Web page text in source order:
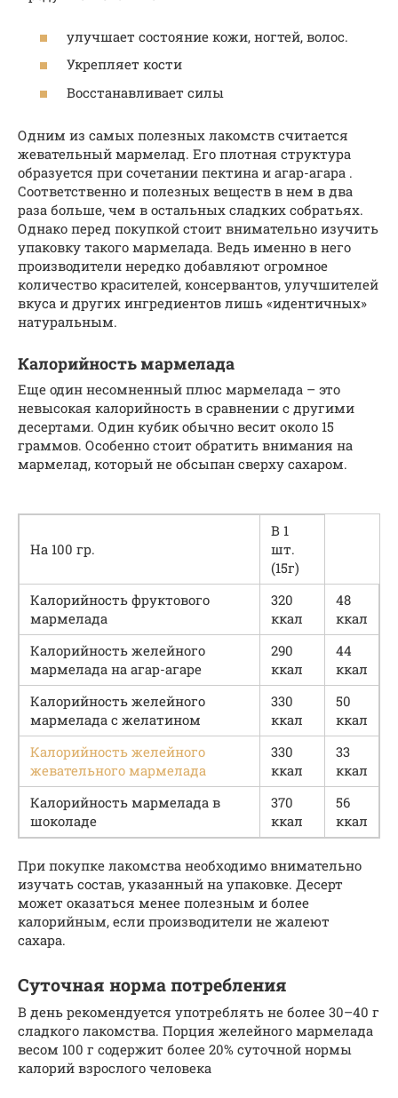
улучшает состояние кожи, ногтей, волос.
Укрепляет кости
Восстанавливает силы
Одним из самых полезных лакомств считается
жевательный мармелад. Его плотная структура
образуется при сочетании пектина и агар-агара .
Соответственно и полезных веществ в нем в два
раза больше, чем в остальных сладких собратьях.
Однако перед покупкой стоит внимательно изучить
упаковку такого мармелада. Ведь именно в него
производители нередко добавляют огромное
количество красителей, консервантов, улучшителей
вкуса и других ингредиентов лишь «идентичных»
натуральным.
Калорийность мармелада
Еще один несомненный плюс мармелада – это
невысокая калорийность в сравнении с другими
десертами. Один кубик обычно весит около 15
граммов. Особенно стоит обратить внимания на
мармелад, который не обсыпан сверху сахаром.
На 100 гр.
В 1
шт.
(15г)
Калорийность фруктового
мармелада
320
ккал
48
ккал
Калорийность желейного
мармелада на агар-агаре
290
ккал
44
ккал
Калорийность желейного
мармелада с желатином
330
ккал
50
ккал
Калорийность желейного
жевательного мармелада
330
ккал
33
ккал
Калорийность мармелада в
шоколаде
370
ккал
56
ккал
При покупке лакомства необходимо внимательно
изучать состав, указанный на упаковке. Десерт
может оказаться менее полезным и более
калорийным, если производители не жалеют
сахара.
Суточная норма потребления
В день рекомендуется употреблять не более 30–40 г
сладкого лакомства. Порция желейного мармелада
весом 100 г содержит более 20% суточной нормы
калорий взрослого человека